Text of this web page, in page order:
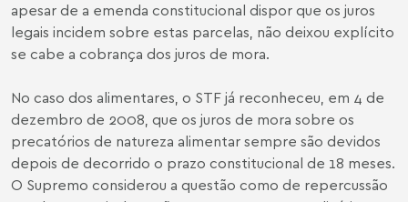
apesar de a emenda constitucional dispor que os juros
legais incidem sobre estas parcelas, não deixou explícito
se cabe a cobrança dos juros de mora.
No caso dos alimentares, o STF já reconheceu, em 4 de
dezembro de 2008, que os juros de mora sobre os
precatórios de natureza alimentar sempre são devidos
depois de decorrido o prazo constitucional de 18 meses.
O Supremo considerou a questão como de repercussão